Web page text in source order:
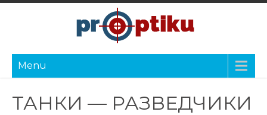
Menu
ТАНКИ — РАЗВЕДЧИКИ